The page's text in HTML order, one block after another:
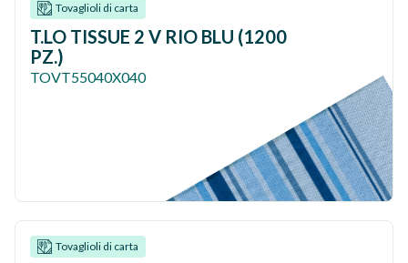
Tovaglioli di carta
T.LO TISSUE 2 V RIO BLU (1200
PZ.)
TOVT55040X040
Tovaglioli di carta